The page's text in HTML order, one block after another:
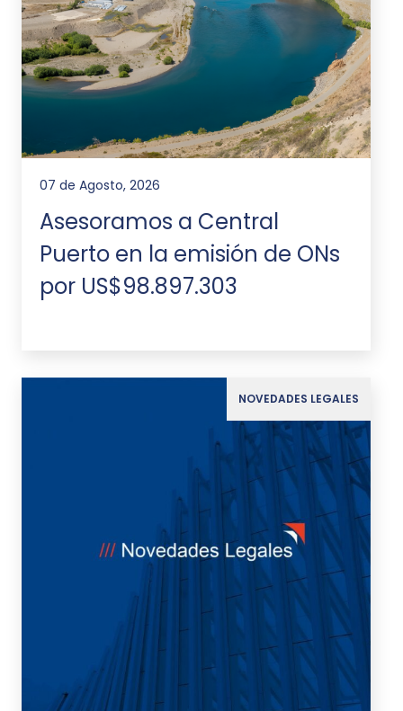
07 de Agosto, 2026
Asesoramos a Central
Puerto en la emisión de ONs
por US$98.897.303
NOVEDADES LEGALES